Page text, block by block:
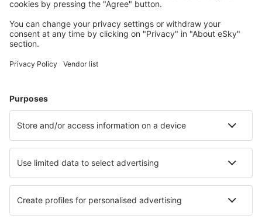
Majoitus
Lento+Hotelli
Hotellit
Kuljetukset
Lue lisää
Lentoyhtiöt
FlexFlight